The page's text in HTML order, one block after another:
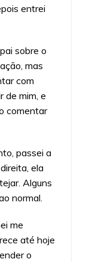
entrei
sobre o
mas
com
de mim, e
comentar
passei a
ela
Alguns
normal.
me
até hoje
o